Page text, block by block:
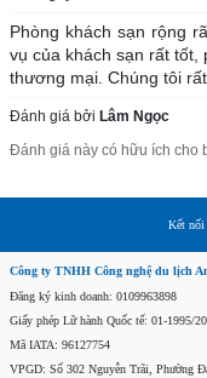
Phòng khách sạn rộng
vụ của khách sạn rất tốt,
thương mại. Chúng tôi
Đánh giá bởi Lâm Ngọc
Đánh giá này có hữu ích cho
Kết
Công ty TNHH Công nghệ du lịch
Đăng ký kinh doanh: 0109963898
Giấy phép Lữ hành Quốc tế: 01-1995/
Mã IATA: 96127754
VPGD: Số 302 Nguyễn Trãi, Phường